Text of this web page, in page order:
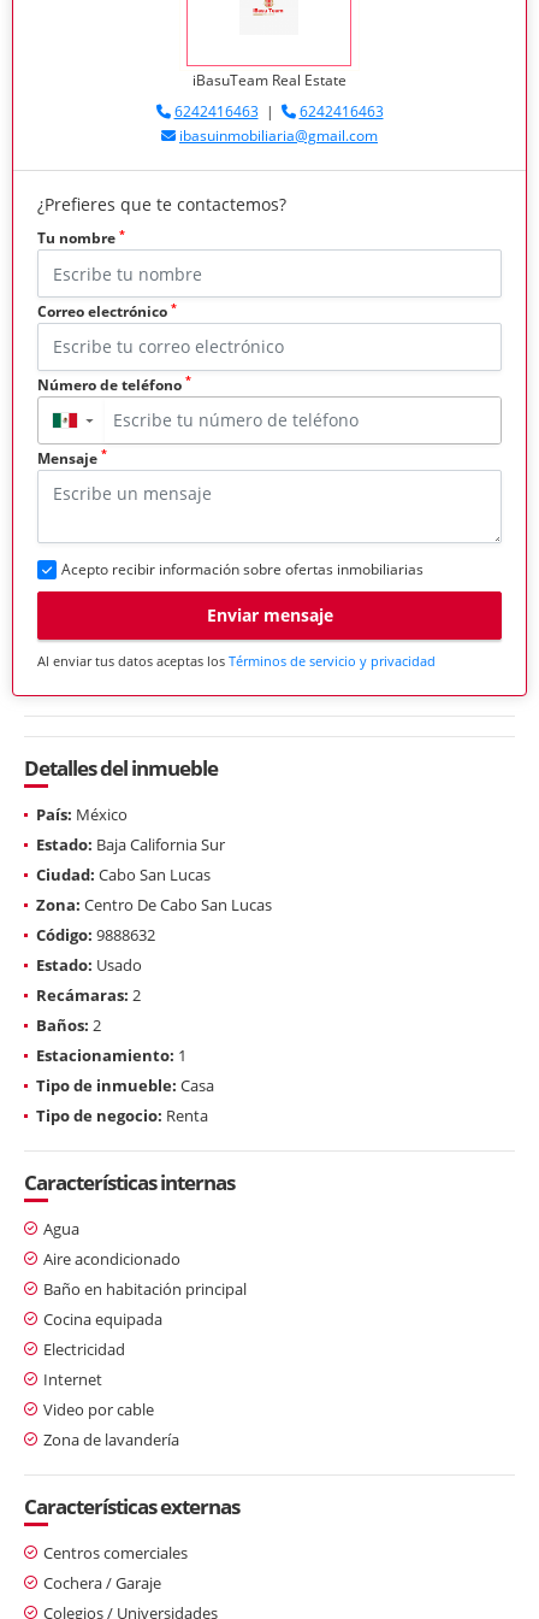
iBasuTeam Real Estate
6242416463|
6242416463
ibasuinmobiliaria@gmail.com
¿Prefieres que te contactemos?
Tu nombre *
Correo electrónico *
Número de teléfono *
▼
Mensaje *
Acepto recibir información sobre ofertas inmobiliarias
Enviar mensaje
Al enviar tus datos aceptas los Términos de servicio y privacidad
Detalles del inmueble
País: México
Estado: Baja California Sur
Ciudad: Cabo San Lucas
Zona: Centro De Cabo San Lucas
Código: 9888632
Estado: Usado
Recámaras: 2
Baños: 2
Estacionamiento: 1
Tipo de inmueble: Casa
Tipo de negocio: Renta
Características internas
Agua
Aire acondicionado
Baño en habitación principal
Cocina equipada
Electricidad
Internet
Video por cable
Zona de lavandería
Características externas
Centros comerciales
Cochera / Garaje
Colegios / Universidades